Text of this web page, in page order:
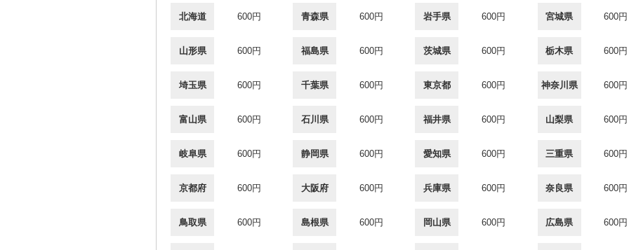
北海道 600円 青森県 600円 岩手県 600円 宮城県 600円
山形県 600円 福島県 600円 茨城県 600円 栃木県 600円
埼玉県 600円 千葉県 600円 東京都 600円 神奈川県 600円
富山県 600円 石川県 600円 福井県 600円 山梨県 600円
岐阜県 600円 静岡県 600円 愛知県 600円 三重県 600円
京都府 600円 大阪府 600円 兵庫県 600円 奈良県 600円
鳥取県 600円 島根県 600円 岡山県 600円 広島県 600円